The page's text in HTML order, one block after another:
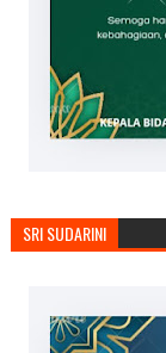
SRI SUDARINI